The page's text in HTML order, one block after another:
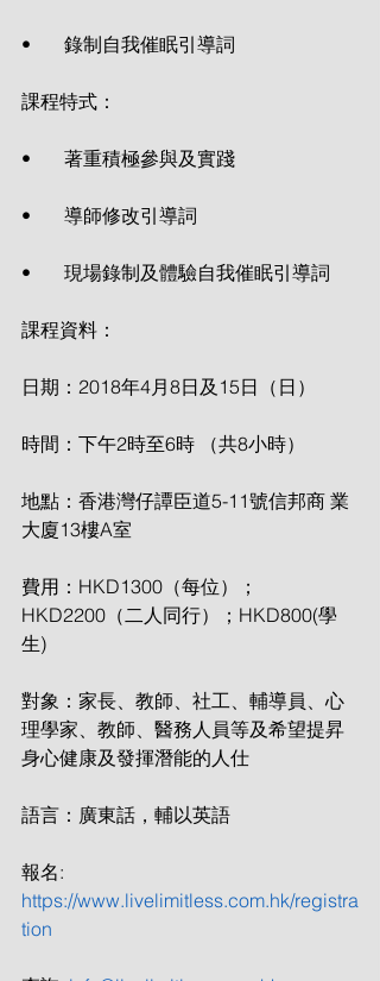
•       錄制自我催眠引導詞
課程特式：
•       著重積極參與及實踐
•       導師修改引導詞
•       現場錄制及體驗自我催眠引導詞
課程資料：
日期：2018年4月8日及15日（日）
時間：下午2時至6時 （共8小時）
地點：香港灣仔譚臣道5-11號信邦商 業
大廈13樓A室
費用：HKD1300（每位）；
HKD2200（二人同行）；HKD800(學
生)
對象：家長、教師、社工、輔導員、心
理學家、教師、醫務人員等及希望提昇
身心健康及發揮潛能的人仕
語言：廣東話，輔以英語
報名:
https://www.livelimitless.com.hk/registra
tion